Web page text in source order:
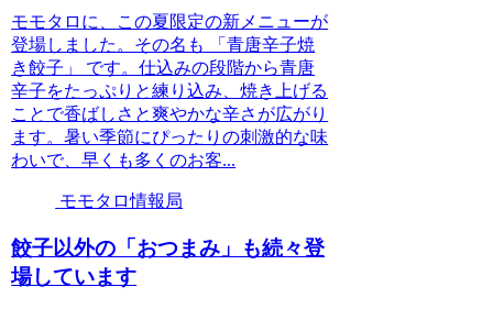
モモタロに、この夏限定の新メニューが
登場しました。その名も 「青唐辛子焼
き餃子」 です。仕込みの段階から青唐
辛子をたっぷりと練り込み、焼き上げる
ことで香ばしさと爽やかな辛さが広がり
ます。暑い季節にぴったりの刺激的な味
わいで、早くも多くのお客...
モモタロ情報局
餃子以外の「おつまみ」も続々登
場しています